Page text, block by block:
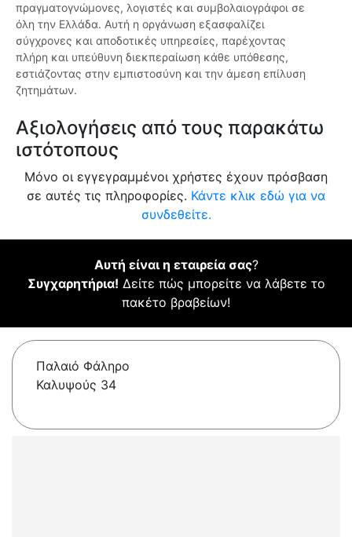
πραγματογνώμονες, λογιστές και συμβολαιογράφοι σε
όλη την Ελλάδα. Αυτή η οργάνωση εξασφαλίζει
σύγχρονες και αποδοτικές υπηρεσίες, παρέχοντας
πλήρη και υπεύθυνη διεκπεραίωση κάθε υπόθεσης,
εστιάζοντας στην εμπιστοσύνη και την άμεση επίλυση
ζητημάτων.
Αξιολογήσεις από τους παρακάτω
ιστότοπους
Μόνο οι εγγεγραμμένοι χρήστες έχουν πρόσβαση
σε αυτές τις πληροφορίες. Κάντε κλικ εδώ για να
συνδεθείτε.
Αυτή είναι η εταιρεία σας?
Συγχαρητήρια! Δείτε πώς μπορείτε να λάβετε το
πακέτο βραβείων!
Παλαιό Φάληρο
Καλυψούς 34